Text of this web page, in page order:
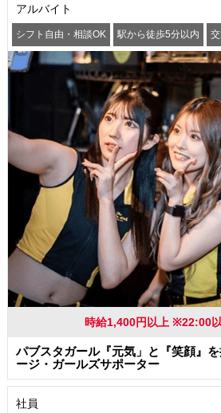
アルバイト
シフト自由・相談OK 駅から徒歩5分以内
時給1,400円以上 ※22:00
パブスタガール『元気」と『笑顔』
ージ・ガールズサポーター
社員